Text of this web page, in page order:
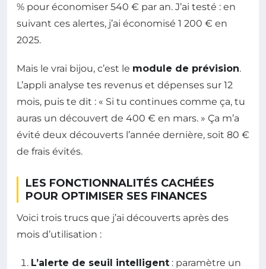
% pour économiser 540 € par an. J’ai testé : en
suivant ces alertes, j’ai économisé 1 200 € en
2025.
Mais le vrai bijou, c’est le module de prévision.
L’appli analyse tes revenus et dépenses sur 12
mois, puis te dit : « Si tu continues comme ça, tu
auras un découvert de 400 € en mars. » Ça m’a
évité deux découverts l’année dernière, soit 80 €
de frais évités.
LES FONCTIONNALITÉS CACHÉES
POUR OPTIMISER SES FINANCES
Voici trois trucs que j’ai découverts après des
mois d’utilisation :
L’alerte de seuil intelligent : paramètre un